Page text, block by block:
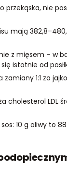
przekąska, nie
mają
z mięsem – w
istotnie od
1:1 za
cholesterol LDL
10 g oliwy to